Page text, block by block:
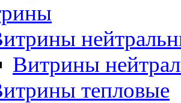
Витрины
тепловые